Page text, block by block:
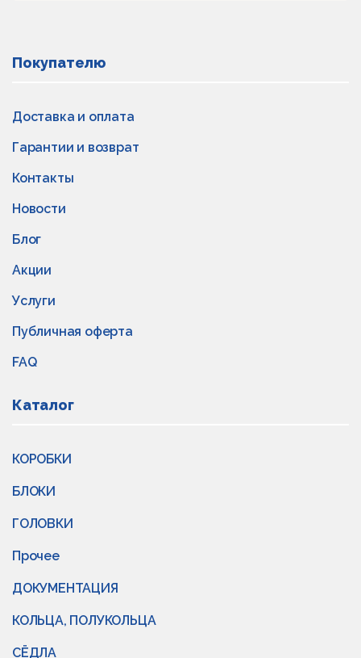
Покупателю
Доставка и оплата
Гарантии и возврат
Контакты
Новости
Блог
Акции
Услуги
Публичная оферта
FAQ
Каталог
КОРОБКИ
БЛОКИ
ГОЛОВКИ
Прочее
ДОКУМЕНТАЦИЯ
КОЛЬЦА, ПОЛУКОЛЬЦА
СЁДЛА